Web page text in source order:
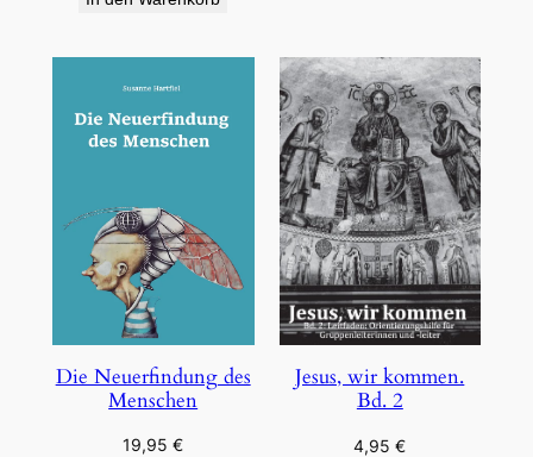
Die Neuerfindung des
Menschen
19,95€
Jesus, wir kommen.
Bd. 2
4,95€